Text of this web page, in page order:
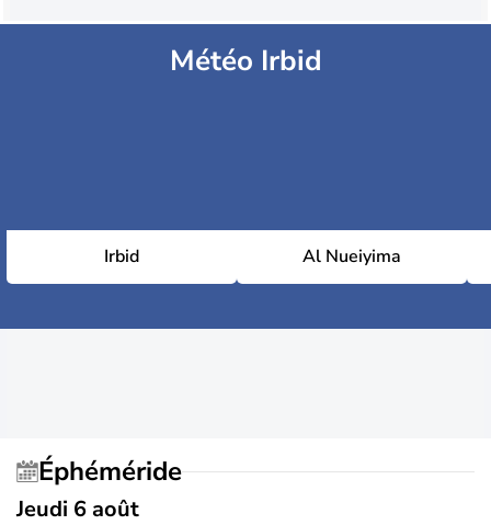
Météo Irbid
Irbid Al Nueiyima
Éphéméride
Jeudi 6 août